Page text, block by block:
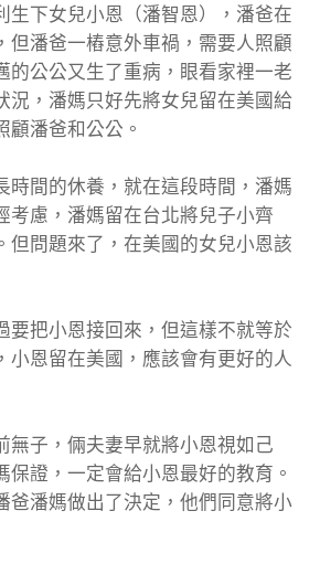
生下女兒小恩（潘智恩），潘爸在
但潘爸一樁意外車禍，需要人照顧
的公公又生了重病，眼看家裡一老
況，潘媽只好先將女兒留在美國給
顧潘爸和公公。
時間的休養，就在這段時間，潘媽
考慮，潘媽留在台北將兒子小齊
但問題來了，在美國的女兒小恩該
要把小恩接回來，但這樣不就等於
小恩留在美國，應該會有更好的人
無子，倆夫妻早就將小恩視如己
保證，一定會給小恩最好的教育。
爸潘媽做出了決定，他們同意將小